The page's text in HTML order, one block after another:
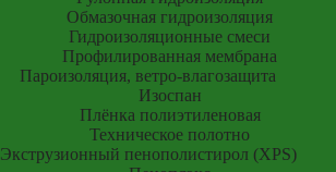
Обмазочная гидроизоляция
Гидроизоляционные смеси
Профилированная мембрана
Пароизоляция, ветро-влагозащита
Изоспан
Плёнка полиэтиленовая
Техническое полотно
Экструзионный пенополистирол (XPS)